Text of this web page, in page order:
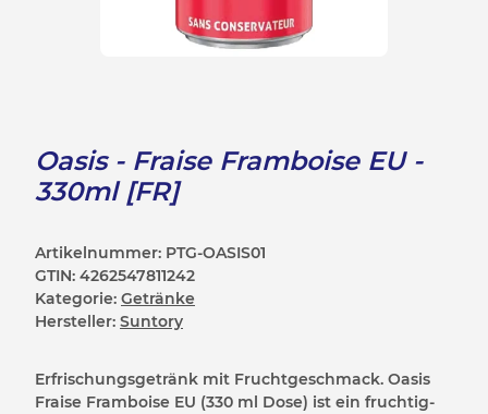
Oasis - Fraise Framboise EU -
330ml [FR]
Artikelnummer: PTG-OASIS01
GTIN: 4262547811242
Kategorie: Getränke
Hersteller: Suntory
Erfrischungsgetränk mit Fruchtgeschmack. Oasis
Fraise Framboise EU (330 ml Dose) ist ein fruchtig-